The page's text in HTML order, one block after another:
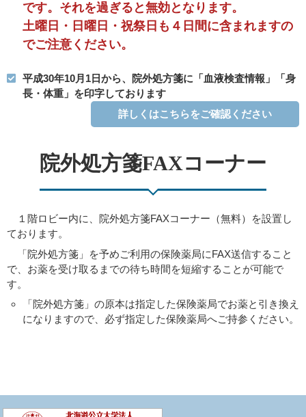
です。それを過ぎると無効となります。
土曜日・日曜日・祝祭日も４日間に含まれますの
でご注意ください。
平成30年10月1日から、院外処方箋に「血液検査情報」「身
長・体重」を印字しております
詳しくはこちらをご確認ください
院外処方箋FAXコーナー
１階ロビー内に、院外処方箋FAXコーナー（無料）を設置し
ております。
「院外処方箋」を予めご利用の保険薬局にFAX送信すること
で、お薬を受け取るまでの待ち時間を短縮することが可能で
す。
「院外処方箋」の原本は指定した保険薬局でお薬と引き換え
になりますので、必ず指定した保険薬局へご持参ください。